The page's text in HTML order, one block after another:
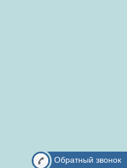
Обратный звонок